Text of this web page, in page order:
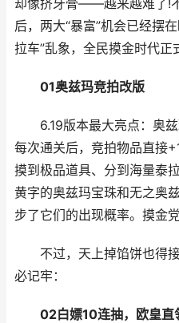
却像挤牙膏——越来越难了!
后，两大“暴富”机会已经摆
拉车”乱象，全民摸金时代正
01奥兹玛竞拍改版
6.19版本最大亮点：奥兹
每次通关后，竞拍物品直接
摸到极品道具、分到海量泰
黄字的奥兹玛宝珠和无之奥
步了它们的出现概率。摸金
不过，天上掉馅饼也得接
必记牢：
02白嫖10连抽，欧皇直